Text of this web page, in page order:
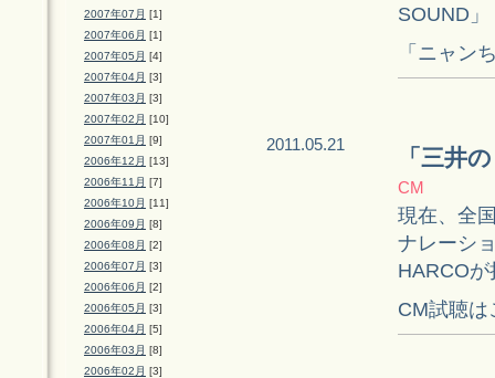
2007年07月 [1]
2007年06月 [1]
2007年05月 [4]
2007年04月 [3]
2007年03月 [3]
2007年02月 [10]
2007年01月 [9]
2006年12月 [13]
2006年11月 [7]
2006年10月 [11]
2006年09月 [8]
2006年08月 [2]
2006年07月 [3]
2006年06月 [2]
2006年05月 [3]
2006年04月 [5]
2006年03月 [8]
2006年02月 [3]
SOUND」
「ニャン
2011.05.21
「三井
CM
現在、全
ナレーシ
HARCO
CM試聴は